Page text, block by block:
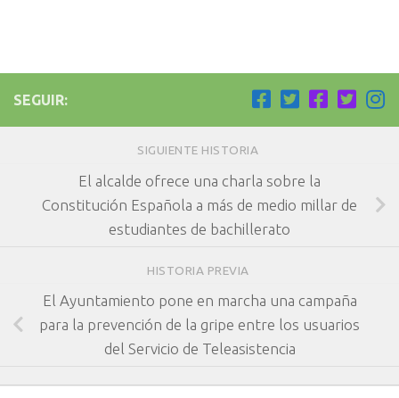
SEGUIR:
SIGUIENTE HISTORIA
El alcalde ofrece una charla sobre la
Constitución Española a más de medio millar de
estudiantes de bachillerato
HISTORIA PREVIA
El Ayuntamiento pone en marcha una campaña
para la prevención de la gripe entre los usuarios
del Servicio de Teleasistencia